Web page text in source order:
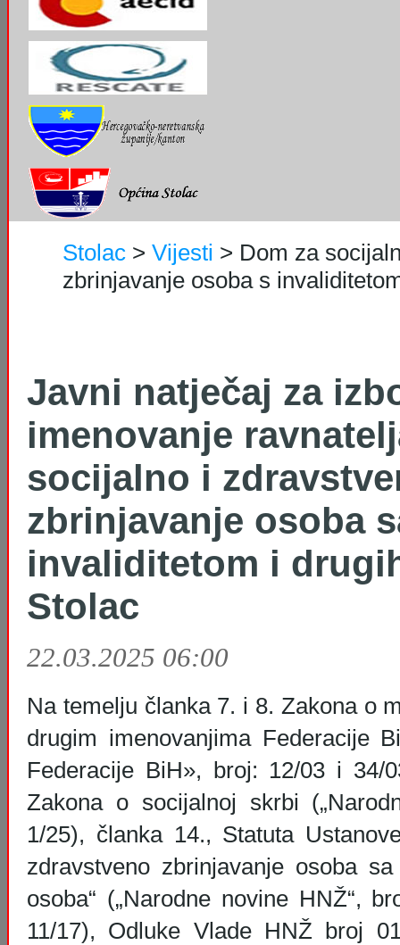
Stolac > Vijesti > Dom za
zbrinjavanje osoba s
Javni natječaj za
imenovanje
socijalno i
zbrinjavanje osoba
invaliditetom i
Stolac
22.03.2025 06:00
Na temelju članka 7. i 8. Zakona o
drugim imenovanjima Federacije
Federacije BiH», broj: 12/03 i 34/
Zakona o socijalnoj skrbi
1/25), članka 14., Statuta
zdravstveno zbrinjavanje osoba
osoba“ („Narodne novine HNŽ“,
11/17), Odluke Vlade HNŽ broj